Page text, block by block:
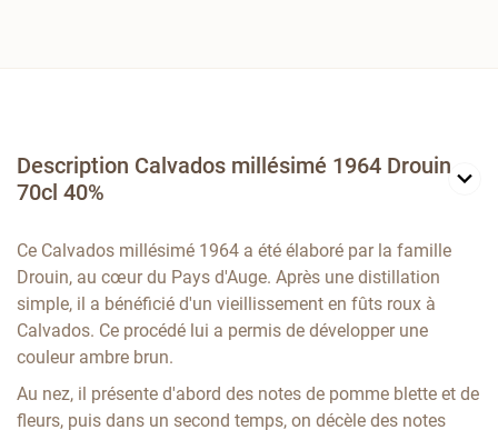
Description Calvados millésimé 1964 Drouin
70cl 40%
Ce Calvados millésimé 1964 a été élaboré par la famille
Drouin, au cœur du Pays d'Auge. Après une distillation
simple, il a bénéficié d'un vieillissement en fûts roux à
Calvados. Ce procédé lui a permis de développer une
couleur ambre brun.
Au nez, il présente d'abord des notes de pomme blette et de
fleurs, puis dans un second temps, on décèle des notes